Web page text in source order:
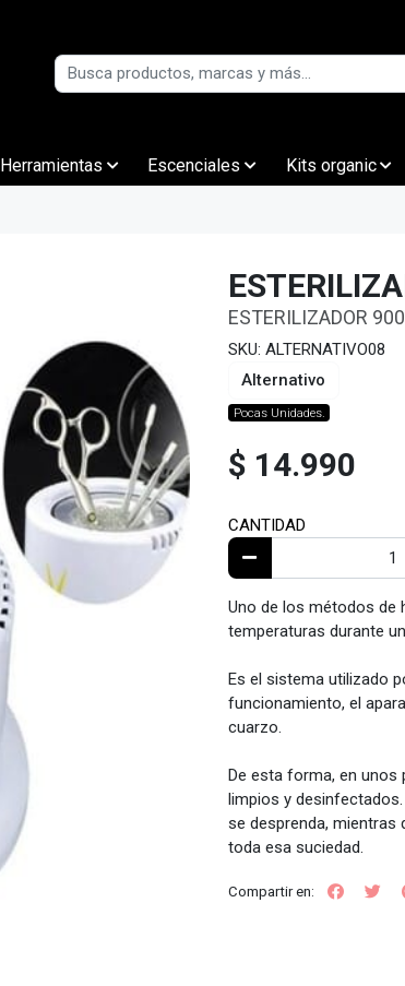
Herramientas Escenciales Kits organic
ESTERILIZADOR
SKU: ALTERNATIVO08
Alternativo
Pocas Unidades.
$ 14.990
CANTIDAD
Uno de los métodos de
temperaturas durante
Es el sistema utilizado
funcionamiento, el
cuarzo.
De esta forma, en unos
limpios y
se desprenda, mientras
toda esa suciedad.
Compartir en: